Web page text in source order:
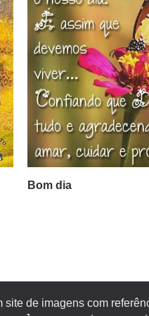
Bom dia
site de imagens com